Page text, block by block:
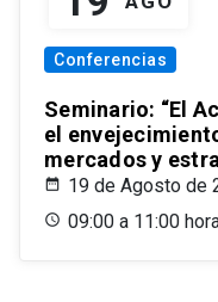
Conferencias
Seminario: “El
el
mercados y
19 de Agosto de
09:00 a 11:00